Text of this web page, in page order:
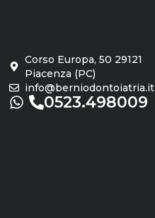
Corso Europa, 50 29121
Piacenza (PC)
info@berniodontoiatria.it
0523.498009